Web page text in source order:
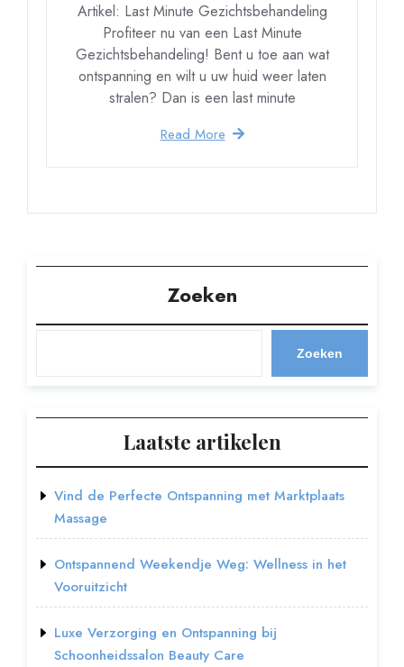
Artikel: Last Minute Gezichtsbehandeling
Profiteer nu van een Last Minute
Gezichtsbehandeling! Bent u toe aan wat
ontspanning en wilt u uw huid weer laten
stralen? Dan is een last minute
Read More
Zoeken
Zoeken
Laatste artikelen
Vind de Perfecte Ontspanning met Marktplaats
Massage
Ontspannend Weekendje Weg: Wellness in het
Vooruitzicht
Luxe Verzorging en Ontspanning bij
Schoonheidssalon Beauty Care